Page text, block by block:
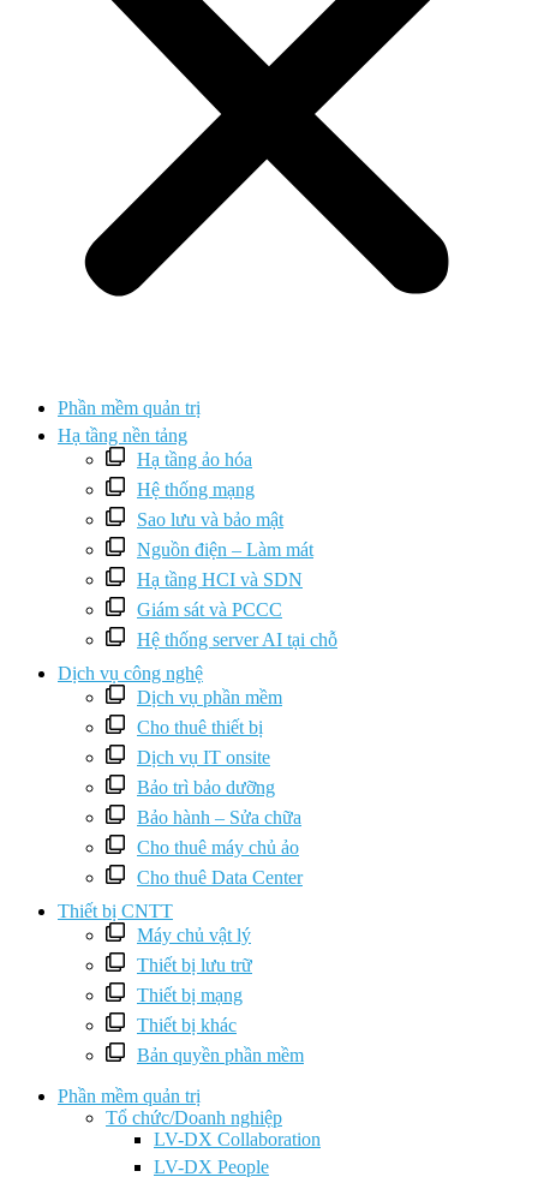
Phần mềm quản trị
Hạ tầng nền tảng
Hạ tầng ảo hóa
Hệ thống mạng
Sao lưu và bảo mật
Nguồn điện – Làm mát
Hạ tầng HCI và SDN
Giám sát và PCCC
Hệ thống server AI tại chỗ
Dịch vụ công nghệ
Dịch vụ phần mềm
Cho thuê thiết bị
Dịch vụ IT onsite
Bảo trì bảo dưỡng
Bảo hành – Sửa chữa
Cho thuê máy chủ ảo
Cho thuê Data Center
Thiết bị CNTT
Máy chủ vật lý
Thiết bị lưu trữ
Thiết bị mạng
Thiết bị khác
Bản quyền phần mềm
Phần mềm quản trị
Tổ chức/Doanh nghiệp
LV-DX Collaboration
LV-DX People